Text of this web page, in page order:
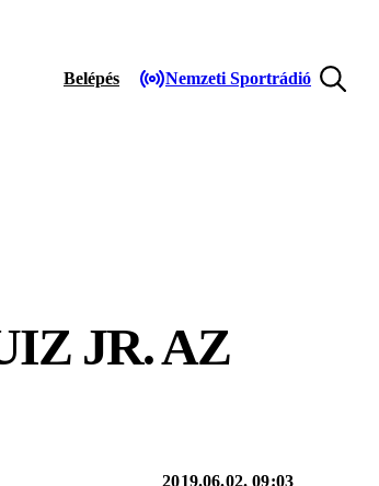
Belépés Nemzeti Sportrádió
JR. AZ
2019.06.02. 09:03